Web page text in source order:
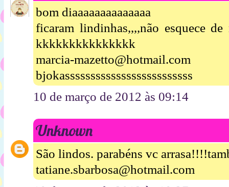
bom diaaaaaaaaaaaaaa
ficaram lindinhas,,,,não esquece
kkkkkkkkkkkkkkk
marcia-mazetto@hotmail.com
bjokasssssssssssssssssssssssss
10 de março de 2012 às 09:14
Unknown
São lindos. parabéns vc
tatiane.sbarbosa@hotmail.com